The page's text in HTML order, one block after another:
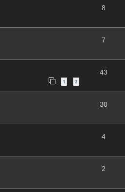
8
7
1 2
43
30
4
2